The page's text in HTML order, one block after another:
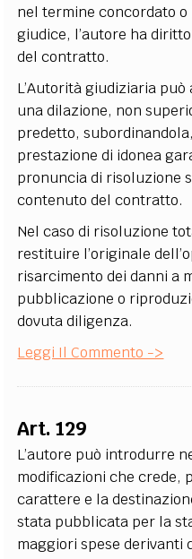
nel termine concordato
giudice, l’autore ha
del contratto.
L’Autorità giudiziaria
una dilazione, non
predetto,
prestazione di idonea
pronuncia di risoluzione
contenuto del contratto.
Nel caso di risoluzione
restituire l’originale
risarcimento dei danni a
pubblicazione o
dovuta diligenza.
Leggi Il Commento ->
Art. 129
L’autore può introdurre
modificazioni che crede,
carattere e la
stata pubblicata per la
maggiori spese derivanti